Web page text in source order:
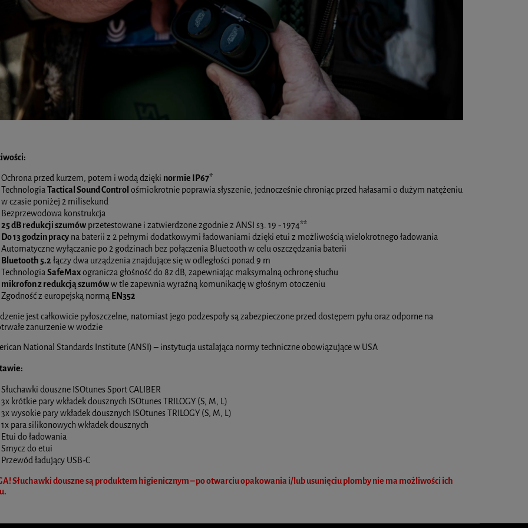
Woodpeckers BigCal | 300 mm
549,00 zł
DO KOSZYKA
Uniwersalne ostrza do narzędzia
wielofunkcyjnego - zestaw 4 szt. | Trend
Szablon do montażu zawiasów | Trend
Cena regularna:
Najniższa cena:169,00 zł
Ochrona przed kurzem, potem i wodą dzięki normie IP67*
TechnologiaTactical Sound Control ośmiokrotnie poprawia słyszenie, jednocześnie chroniąc przed hałasami o dużym natężeniu
w czasie poniżej 2 milisekund
Bezprzewodowa konstrukcja
25 dB redukcji szumów przetestowane i zatwierdzone zgodnie z ANSI s3. 19 - 1974**
Do 13 godzin pracy na baterii z 2 pełnymi dodatkowymi ładowaniami dzięki etui z możliwością wielokrotnego ładowania
Automatyczne wyłączanie po 2 godzinach bez połączenia Bluetooth w celu oszczędzania baterii
Bluetooth 5.2 łączy dwa urządzenia znajdujące się w odległości ponad 9 m
TechnologiaSafeMaxogranicza głośność do 82 dB, zapewniając maksymalną ochronę słuchu
mikrofon z redukcją szumóww tle zapewnia wyraźną komunikację w głośnym otoczeniu
Zgodność z europejską normą EN352
jest całkowicie pyłoszczelne, natomiast jego podzespoły są zabezpieczone przed dostępem pyłu oraz odporne na
zanurzenie w wodzie
National Standards Institute (ANSI) – instytucja ustalająca normy techniczne obowiązujące w USA
Słuchawki douszne ISOtunes Sport CALIBER
3x krótkie pary wkładek dousznych ISOtunes TRILOGY (S, M, L)
3x wysokie pary wkładek dousznych ISOtunes TRILOGY (S, M, L)
1x para silikonowych wkładek dousznych
Etui do ładowania
Smycz do etui
Przewód ładujący USB-C
Słuchawki douszne są produktem higienicznym – po otwarciu opakowania i/lub usunięciu plomby nie ma możliwości ich